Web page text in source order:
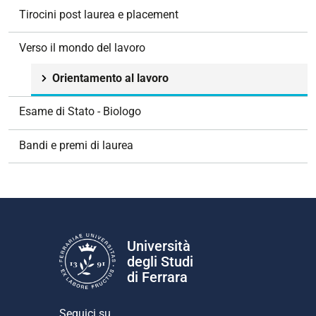
n
Tirocini post laurea e placement
Verso il mondo del lavoro
Orientamento al lavoro
Esame di Stato - Biologo
Bandi e premi di laurea
Università
degli Studi
di Ferrara